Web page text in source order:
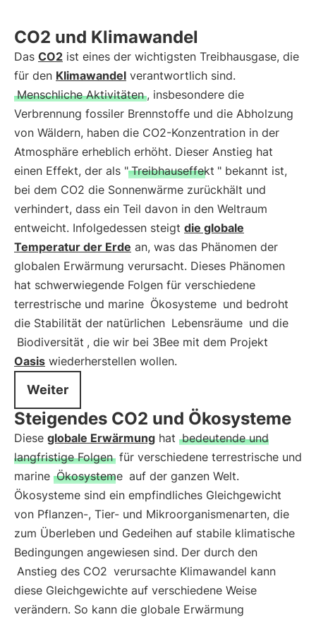
CO2 und Klimawandel
Das CO2 ist eines der wichtigsten Treibhausgase, die
für den Klimawandel verantwortlich sind.
Menschliche Aktivitäten , insbesondere die
Verbrennung fossiler Brennstoffe und die Abholzung
von Wäldern, haben die CO2-Konzentration in der
Atmosphäre erheblich erhöht. Dieser Anstieg hat
einen Effekt, der als " Treibhauseffekt " bekannt ist,
bei dem CO2 die Sonnenwärme zurückhält und
verhindert, dass ein Teil davon in den Weltraum
entweicht. Infolgedessen steigt die globale
Temperatur der Erde an, was das Phänomen der
globalen Erwärmung verursacht. Dieses Phänomen
hat schwerwiegende Folgen für verschiedene
terrestrische und marine Ökosysteme und bedroht
die Stabilität der natürlichen Lebensräume und die
Biodiversität , die wir bei 3Bee mit dem Projekt
Oasis wiederherstellen wollen.
Weiter
Steigendes CO2 und Ökosysteme
Diese globale Erwärmung hat bedeutende und
langfristige Folgen für verschiedene terrestrische und
marine Ökosysteme auf der ganzen Welt.
Ökosysteme sind ein empfindliches Gleichgewicht
von Pflanzen-, Tier- und Mikroorganismenarten, die
zum Überleben und Gedeihen auf stabile klimatische
Bedingungen angewiesen sind. Der durch den
Anstieg des CO2 verursachte Klimawandel kann
diese Gleichgewichte auf verschiedene Weise
verändern. So kann die globale Erwärmung